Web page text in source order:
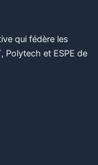
qui fédère les
Polytech et ESPE de